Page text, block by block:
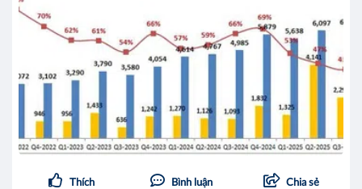
Thích Bình luận Chia sẻ